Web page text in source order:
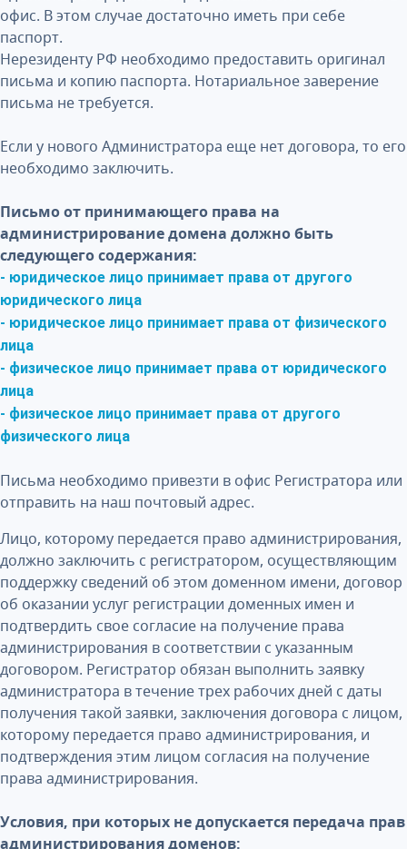
офис. В этом случае достаточно иметь при себе
паспорт.
Нерезиденту РФ необходимо предоставить оригинал
письма и копию паспорта. Нотариальное заверение
письма не требуется.
Если у нового Администратора еще нет договора, то его
необходимо заключить.
Письмо от принимающего права на
администрирование домена должно быть
следующего содержания:
- юридическое лицо принимает права от другого
юридического лица
- юридическое лицо принимает права от физического
лица
- физическое лицо принимает права от юридического
лица
- физическое лицо принимает права от другого
физического лица
Письма необходимо привезти в офис Регистратора или
отправить на наш почтовый адрес.
Лицо, которому передается право администрирования,
должно заключить с регистратором, осуществляющим
поддержку сведений об этом доменном имени, договор
об оказании услуг регистрации доменных имен и
подтвердить свое согласие на получение права
администрирования в соответствии с указанным
договором. Регистратор обязан выполнить заявку
администратора в течение трех рабочих дней с даты
получения такой заявки, заключения договора с лицом,
которому передается право администрирования, и
подтверждения этим лицом согласия на получение
права администрирования.
Условия, при которых не допускается передача прав
администрирования доменов: